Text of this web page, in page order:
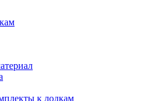
к лодкам